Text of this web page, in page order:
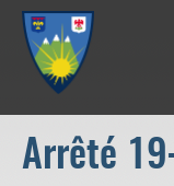
Arrêté